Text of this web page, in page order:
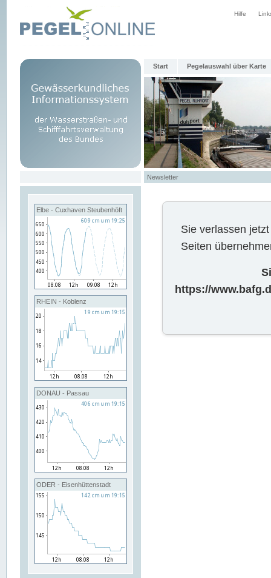
Hilfe
Start Pegelauswahl über Karte
Newsletter
Elbe - Cuxhaven Steubenhöft
RHEIN - Koblenz
DONAU - Passau
ODER - Eisenhüttenstadt
Sie verlassen
Seiten
https://